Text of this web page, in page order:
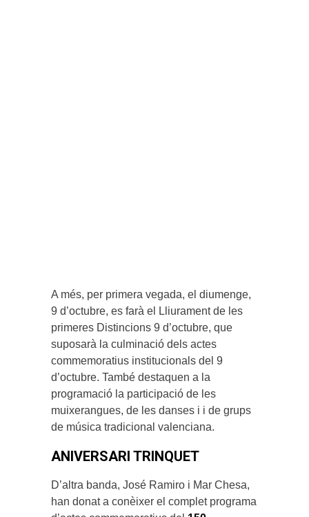
A més, per primera vegada, el diumenge,
9 d’octubre, es farà el Lliurament de les
primeres Distincions 9 d’octubre, que
suposarà la culminació dels actes
commemoratius institucionals del 9
d’octubre. També destaquen a la
programació la participació de les
muixerangues, de les danses i i de grups
de música tradicional valenciana.
ANIVERSARI TRINQUET
D’altra banda, José Ramiro i Mar Chesa,
han donat a conèixer el complet programa